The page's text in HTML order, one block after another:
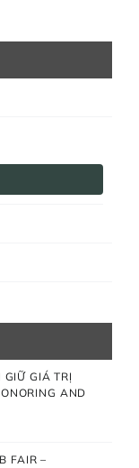
GIỮ GIÁ TRỊ
AND
FAIR –